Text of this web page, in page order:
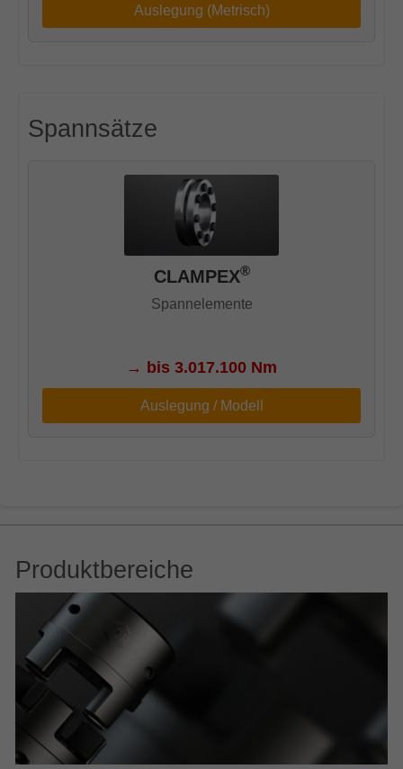
Auslegung (Metrisch)
Spannsätze
CLAMPEX®
Spannelemente
→ bis 3.017.100 Nm
Auslegung / Modell
Produktbereiche